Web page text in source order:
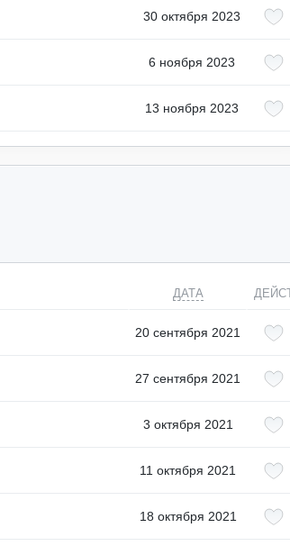
30 октября 2023
6 ноября 2023
13 ноября 2023
ДАТА
20 сентября 2021
27 сентября 2021
3 октября 2021
11 октября 2021
18 октября 2021